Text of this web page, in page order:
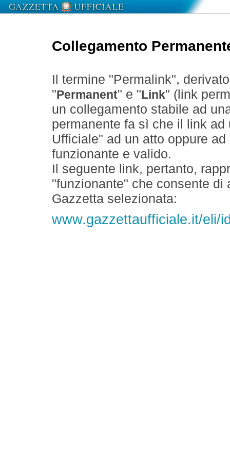
Collegamento
Il termine "Permalink",
" Permanent" e " Link" (link
un collegamento stabile ad
permanente fa sì che il link
Ufficiale" ad un atto oppure
funzionante e valido.
Il seguente link, pertanto,
"funzionante" che consente
Gazzetta selezionata:
www.gazzettaufficiale.it/eli/